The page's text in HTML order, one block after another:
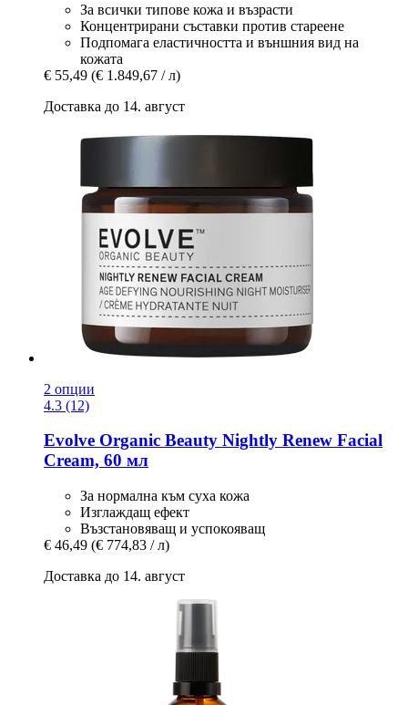
За всички типове кожа и възрасти
Концентрирани съставки против стареене
Подпомага еластичността и външния вид на
кожата
€ 55,49 (€ 1.849,67 / л)
Доставка до 14. август
2 опции
4.3 (12)
Evolve Organic Beauty Nightly Renew Facial
Cream, 60 мл
За нормална към суха кожа
Изглаждащ ефект
Възстановяващ и успокояващ
€ 46,49 (€ 774,83 / л)
Доставка до 14. август